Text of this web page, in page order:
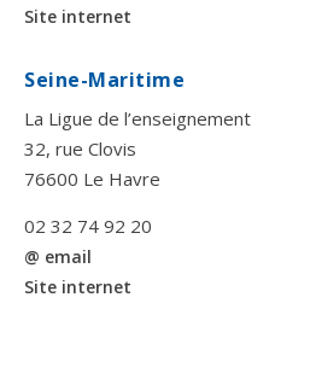
Site internet
Seine-Maritime
La Ligue de l’enseignement
32, rue Clovis
76600 Le Havre
02 32 74 92 20
@ email
Site internet